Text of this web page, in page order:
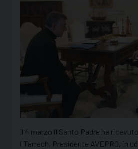
Il 4 marzo il Santo Padre ha
i Tàrrech, Presidente AVEPRO, in